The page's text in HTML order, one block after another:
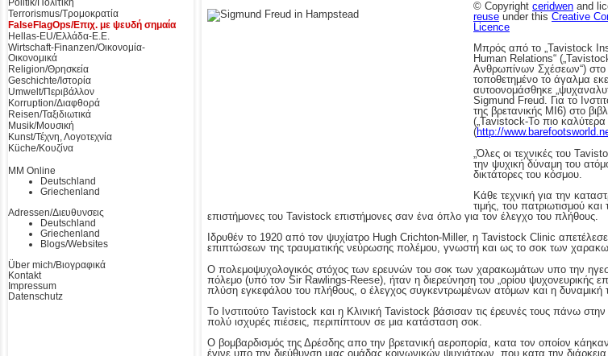
Politik/Πολιτική
Terrorismus/Τρομοκρατία
FalseFlagOps/Επιχ. με ψευδή σημαία
Hellas-EU/Ελλάδα-Ε.Ε.
Wirtschaft-Finanzen/Οικονομία-
Οικονομικά
Religion/Θρησκεία
Geschichte/Ιστορία
Umwelt/Περιβάλλον
Korruption/Διαφθορά
Reisen/Ταξιδιωτικά
Musik/Μουσική
Kunst/Τέχνη, Λογοτεχνία
Küche/Κουζίνα
MM Online
Deutschland
Griechenland
Adressen/Διευθυνσεις
Deutschland
Griechenland
Blogs/Websites
Über mich/Βιογραφικά
Kontakt
Impressum
Datenschutz
© Copyright ceridwen and
reuse under this Creative
Licence
Μπρός από το „Tavistock
Human Relations“
Ανθρωπίνων Σχέσεων“) στο
τοποθετημένο το άγαλμα
αυτοονομάσθηκε
Sigmund Freud. Για το
της βρετανικής ΜΙ6) στο
(„Tavistock-Το πιο καλύτερα
(http://
„Όλες οι τεχνικές του
την ψυχική δύναμη του
δικτάτορες του κόσμου.
Κάθε τεχνική για την
τιμής, του πατριωτισμού
επιστήμονες του Tavistock επιστήμονες σαν ένα όπλο για τον έλεγχο του πλήθους.
Ιδρυθέν το 1920 από τον ψυχίατρο Hugh Crichton-Miller, η Tavistock Clinic
επιπτώσεων της τραυματικής νεύρωσης πολέμου, γνωστή και ως το σοκ των
Ο πολεμοψυχολογικός στόχος των ερευνών του σοκ των χαρακωμάτων υπο την
πόλεμο (υπό τον Sir Rawlings-Reese), ήταν η διερεύνηση του „ορίου ψυχονευρικής
πλύση εγκεφάλου του πλήθους, ο έλεγχος συγκεντρωμένων ατόμων και η δυναμική
Το Ινστιτούτο Tavistock και η Κλινική Tavistock βάσισαν τις έρευνές τους πάνω
πολύ ισχυρές πιέσεις, περιπίπτουν σε μια κατάσταση σοκ.
Ο βομβαρδισμός της Δρέσδης απο την βρετανική αεροπορία, κατα τον οποίον
έγινε υπο την διεύθυνση μιας ομάδας κοινωνικών ψυχιάτρων, που κατα την